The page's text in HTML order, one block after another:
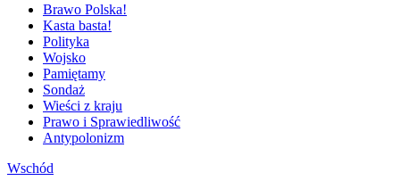
Brawo Polska!
Kasta basta!
Polityka
Wojsko
Pamiętamy
Sondaż
Wieści z kraju
Prawo i Sprawiedliwość
Antypolonizm
Wschód